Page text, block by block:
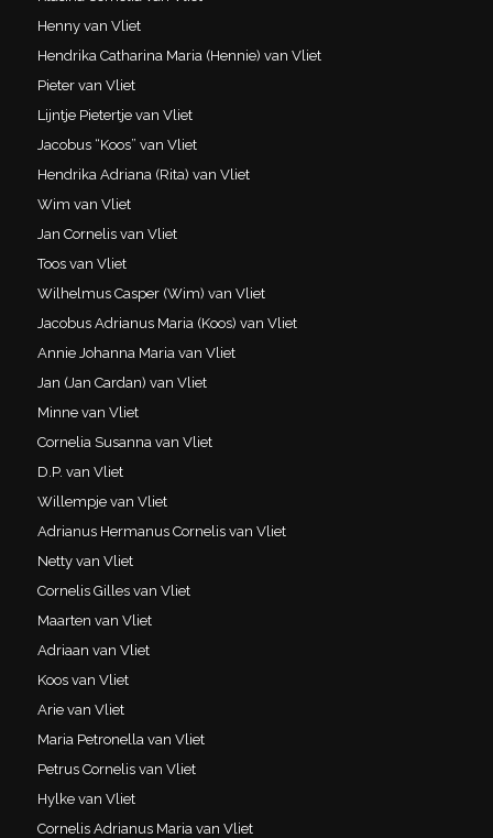
Henny van Vliet
Hendrika Catharina Maria (Hennie) van Vliet
Pieter van Vliet
Lijntje Pietertje van Vliet
Jacobus “Koos” van Vliet
Hendrika Adriana (Rita) van Vliet
Wim van Vliet
Jan Cornelis van Vliet
Toos van Vliet
Wilhelmus Casper (Wim) van Vliet
Jacobus Adrianus Maria (Koos) van Vliet
Annie Johanna Maria van Vliet
Jan (Jan Cardan) van Vliet
Minne van Vliet
Cornelia Susanna van Vliet
D.P. van Vliet
Willempje van Vliet
Adrianus Hermanus Cornelis van Vliet
Netty van Vliet
Cornelis Gilles van Vliet
Maarten van Vliet
Adriaan van Vliet
Koos van Vliet
Arie van Vliet
Maria Petronella van Vliet
Petrus Cornelis van Vliet
Hylke van Vliet
Cornelis Adrianus Maria van Vliet